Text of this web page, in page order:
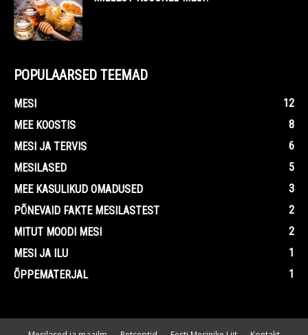
POPULAARSED TEEMAD
MESI
12
MEE KOOSTIS
8
MESI JA TERVIS
6
MESILASED
5
MEE KASULIKUD OMADUSED
3
PÕNEVAID FAKTE MESILASTEST
2
MITUT MOODI MESI
2
MESI JA ILU
1
ÕPPEMATERJAL
1